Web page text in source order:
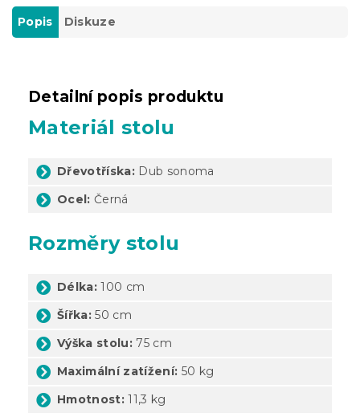
Popis Diskuze
Detailní popis produktu
Materiál stolu
Dřevotříska: Dub sonoma
Ocel: Černá
Rozměry stolu
Délka: 100 cm
Šířka: 50 cm
Výška stolu: 75 cm
Maximální zatížení: 50 kg
Hmotnost: 11,3 kg